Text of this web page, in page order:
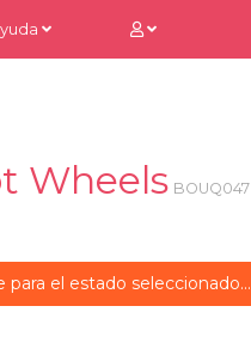
Wheels BOUQ047
el estado seleccionado...